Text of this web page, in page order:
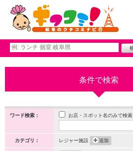
条件で検索
ワード検索： お店・スポット名のみで検索
カテゴリ： レジャー施設 追加